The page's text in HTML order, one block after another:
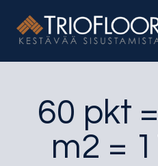
sisältöön
60 pkt
m2 =